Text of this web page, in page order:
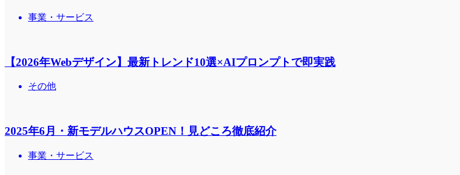
事業・サービス
【2026年Webデザイン】最新トレンド10選×AIプロンプトで即実践
その他
2025年6月・新モデルハウスOPEN！見どころ徹底紹介
事業・サービス